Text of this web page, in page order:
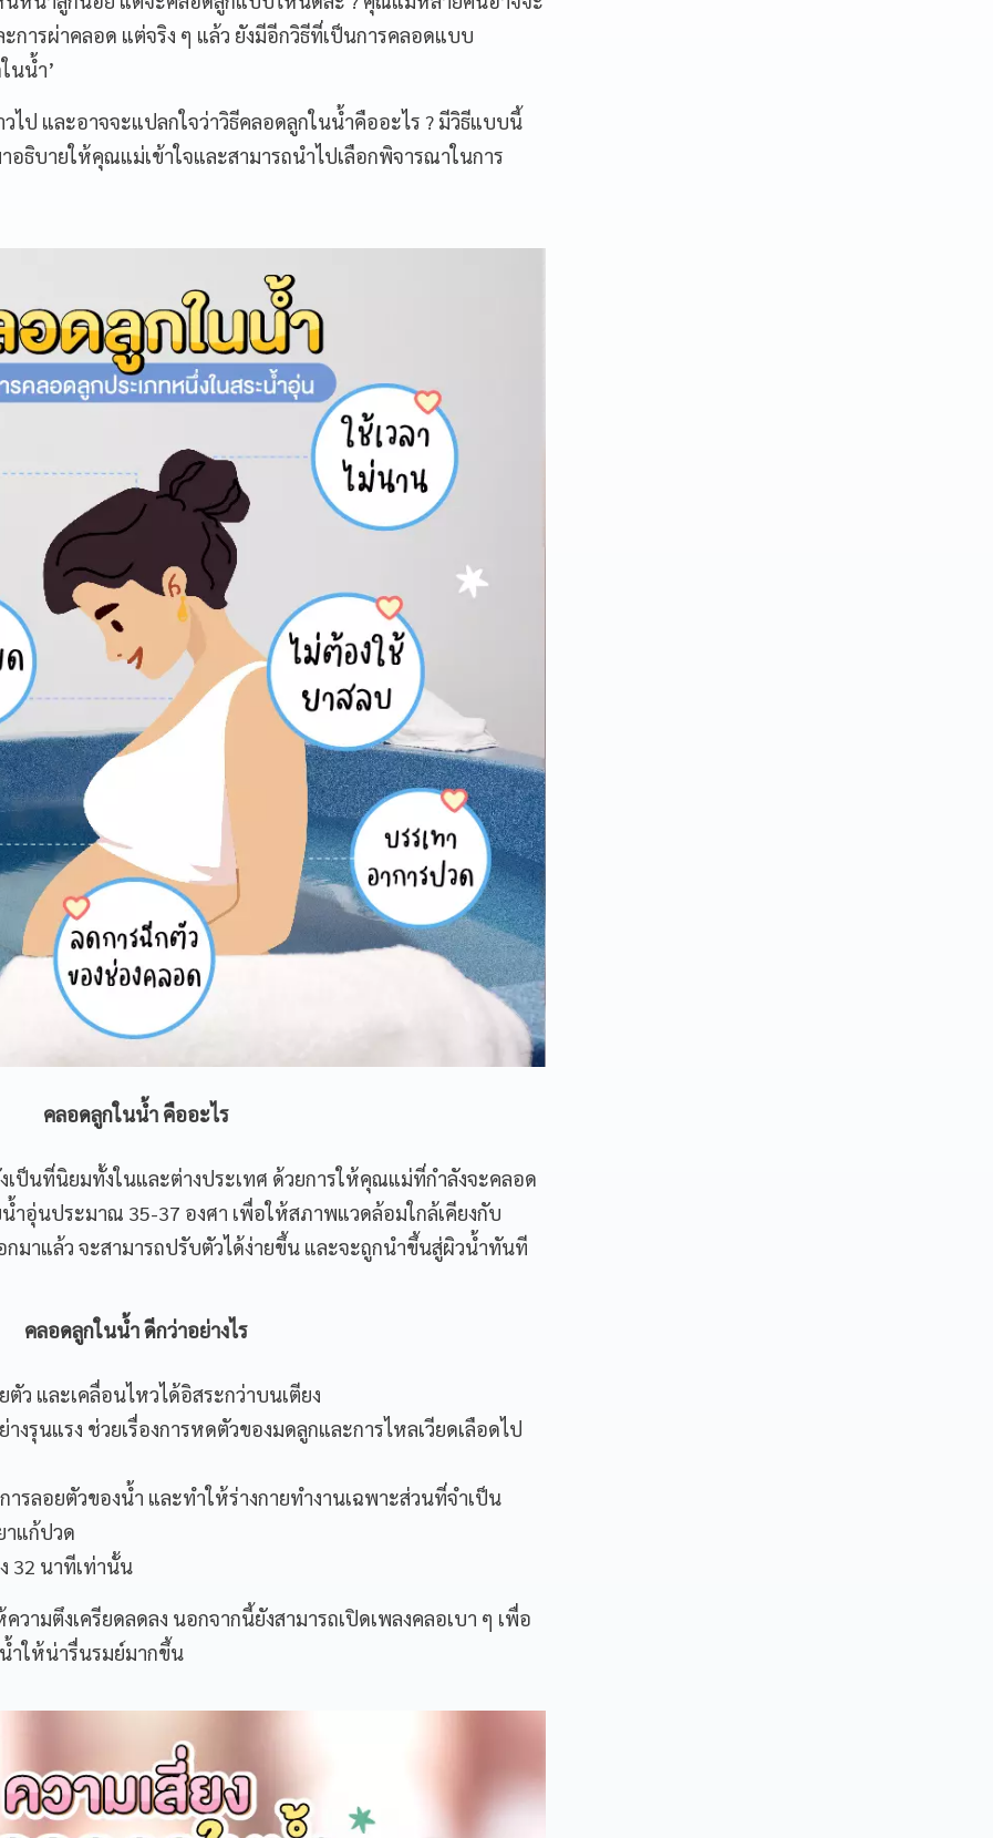
การผ่าคลอด แต่จริง ๆ แล้ว ยังมีอีกวิธีที่เป็นการคลอดแบบ
นน้ำ’
ป และอาจจะแปลกใจว่าวิธีคลอดลูกในน้ำคืออะไร ? มีวิธีแบบนี้
อธิบายให้คุณแม่เข้าใจและสามารถนำไปเลือกพิจารณาในการ
คลอดลูกในน้ำ คืออะไร
ป็นที่นิยมทั้งในและต่างประเทศ ด้วยการให้คุณแม่ที่กำลังจะคลอด
ำอุ่นประมาณ 35-37 องศา เพื่อให้สภาพแวดล้อมใกล้เคียงกับ
มาแล้ว จะสามารถปรับตัวได้ง่ายขึ้น และจะถูกนำขึ้นสู่ผิวน้ำทันที
คลอดลูกในน้ำ ดีกว่าอย่างไร
ว และเคลื่อนไหวได้อิสระกว่าบนเตียง
งรุนแรง ช่วยเรื่องการหดตัวของมดลูกและการไหลเวียดเลือดไป
ารลอยตัวของน้ำ และทำให้ร่างกายทำงานเฉพาะส่วนที่จำเป็น
าแก้ปวด
32 นาทีเท่านั้น
ามตึงเครียดลดลง นอกจากนี้ยังสามารถเปิดเพลงคลอเบา ๆ เพื่อ
ำให้น่ารื่นรมย์มากขึ้น